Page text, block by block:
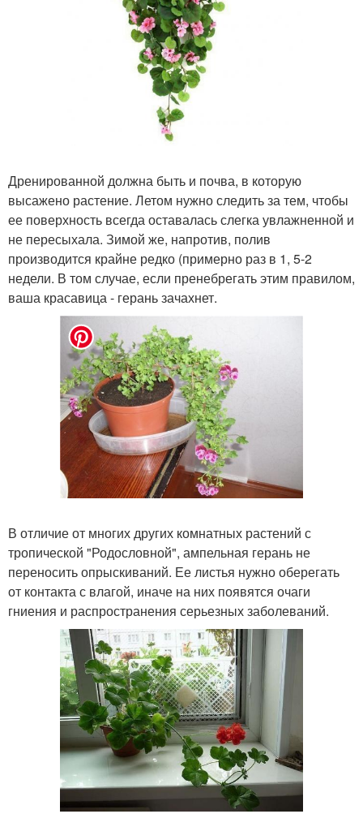
Дренированной должна быть и почва, в которую
высажено растение. Летом нужно следить за тем, чтобы
ее поверхность всегда оставалась слегка увлажненной и
не пересыхала. Зимой же, напротив, полив
производится крайне редко (примерно раз в 1, 5-2
недели. В том случае, если пренебрегать этим правилом,
ваша красавица - герань зачахнет.
В отличие от многих других комнатных растений с
тропической "Родословной", ампельная герань не
переносить опрыскиваний. Ее листья нужно оберегать
от контакта с влагой, иначе на них появятся очаги
гниения и распространения серьезных заболеваний.